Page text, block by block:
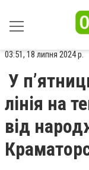
03:51, 18 липня 2024 р.
У
лінія на
від